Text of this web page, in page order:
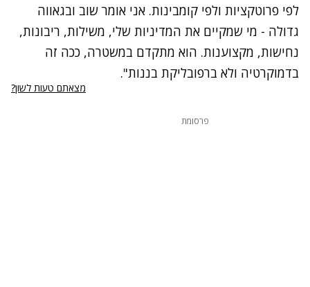
לפי פרוטקציות ולפי קומבינות. אני אומר שוב ובגאווה
גדולה - מי שמקיים את המדיניות שלי, משילות, ריבונות,
נחישות, מקצוענות. הוא מתקדם במשטרה, ככה זה
בדמוקרטיה ולא ברפובליקת בננות".
מצאתם טעות לשון?
פרסומת